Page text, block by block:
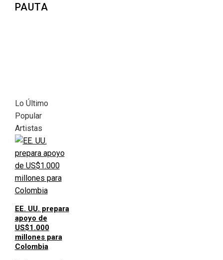
PAUTA
Lo Último
Popular
Artistas
EE. UU. prepara
apoyo de
US$1.000
millones para
Colombia